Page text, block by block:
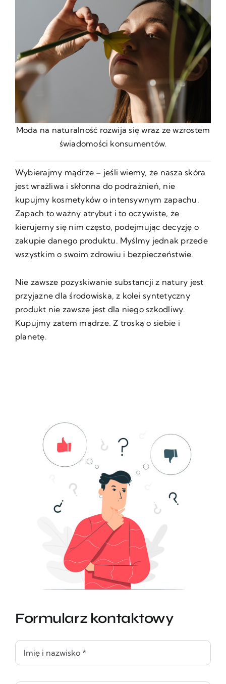
Moda na naturalność rozwija się wraz ze wzrostem
świadomości konsumentów.
Wybierajmy mądrze – jeśli wiemy, że nasza skóra
jest wrażliwa i skłonna do podrażnień, nie
kupujmy kosmetyków o intensywnym zapachu.
Zapach to ważny atrybut i to oczywiste, że
kierujemy się nim często, podejmując decyzję o
zakupie danego produktu. Myślmy jednak przede
wszystkim o swoim zdrowiu i bezpieczeństwie.
Nie zawsze pozyskiwanie substancji z natury jest
przyjazne dla środowiska, z kolei syntetyczny
produkt nie zawsze jest dla niego szkodliwy.
Kupujmy zatem mądrze. Z troską o siebie i
planetę.
Formularz kontaktowy